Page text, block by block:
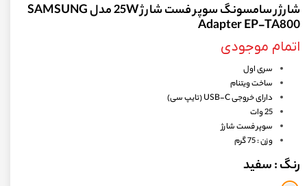
شارژر سامسونگ سوپر فست شارژ 25W مدل SAMSUNG
Adapter EP-TA800
اتمام موجودی
سری اول
ساخت ویتنام
دارای خروجی USB-C (تایپ سی)
25 وات
سوپر فست شارژ
وزن : 75 گرم
رنگ: سفید